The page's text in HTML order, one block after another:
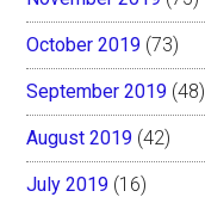
October 2019 (73)
September 2019 (48)
August 2019 (42)
July 2019 (16)